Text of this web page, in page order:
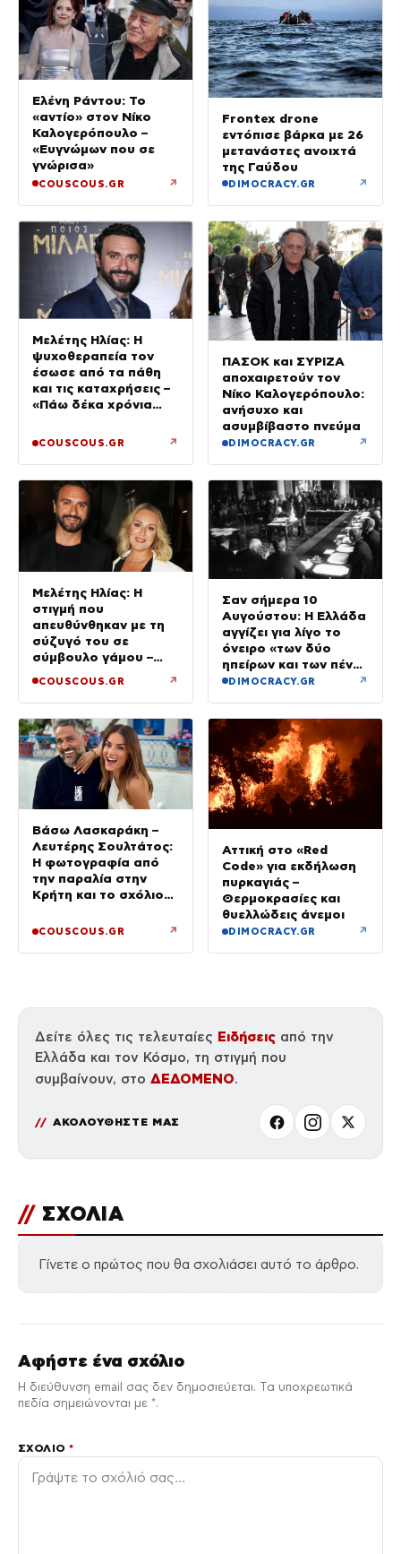
Ελένη Ράντου: Το
«αντίο» στον Νίκο
Καλογερόπουλο –
«Ευγνώμων που σε
γνώρισα»
COUSCOUS.GR ↗
Frontex drone
εντόπισε βάρκα με 26
μετανάστες ανοιχτά
της Γαύδου
DIMOCRACY.GR ↗
Μελέτης Ηλίας: Η
ψυχοθεραπεία τον
έσωσε από τα πάθη
και τις καταχρήσεις –
«Πάω δέκα χρόνια
COUSCOUS.GR ↗
ΠΑΣΟΚ και ΣΥΡΙΖΑ
αποχαιρετούν τον
Νίκο Καλογερόπουλο:
ανήσυχο και
ασυμβίβαστο πνεύμα
DIMOCRACY.GR ↗
Μελέτης Ηλίας: Η
στιγμή που
απευθύνθηκαν με τη
σύζυγό του σε
σύμβουλο γάμου –
σημείο ήταν όταν
γεννήθηκε ο γιος μας»
COUSCOUS.GR ↗
Σαν σήμερα 10
Αυγούστου: Η Ελλάδα
αγγίζει για λίγο το
όνειρο «των δύο
ηπείρων και των πέντε
θαλασσών»
DIMOCRACY.GR ↗
Βάσω Λασκαράκη –
Λευτέρης Σουλτάτος:
Η φωτογραφία από
την παραλία στην
Κρήτη και το σχόλιο
εμφάνισή του
COUSCOUS.GR ↗
Αττική στο «Red
Code» για εκδήλωση
πυρκαγιάς –
Θερμοκρασίες και
θυελλώδεις άνεμοι
DIMOCRACY.GR ↗
Δείτε όλες τις τελευταίες Ειδήσεις από την
Ελλάδα και τον Κόσμο, τη στιγμή που
συμβαίνουν, στο ΔΕΔΟΜΕΝΟ.
ΑΚΟΛΟΥΘΗΣΤΕ ΜΑΣ
// ΣΧΟΛΙΑ
Γίνετε ο πρώτος που θα σχολιάσει αυτό το άρθρο.
Αφήστε ένα σχόλιο
Η διεύθυνση email σας δεν δημοσιεύεται. Τα υποχρεωτικά
πεδία σημειώνονται με *.
ΣΧΌΛΙΟ*